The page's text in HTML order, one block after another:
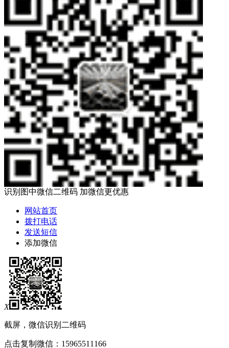
识别图中微信二维码 加微信更优惠
网站首页
拨打电话
发送短信
添加微信
X
截屏，微信识别二维码
点击复制微信：15965511166